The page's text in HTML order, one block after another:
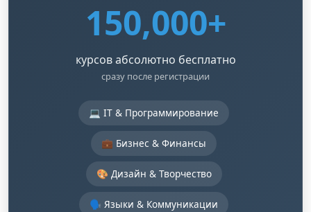
150,000+
курсов абсолютно бесплатно
сразу после регистрации
💻 IT & Программирование
💼 Бизнес & Финансы
🎨 Дизайн & Творчество
🗣️ Языки & Коммуникации